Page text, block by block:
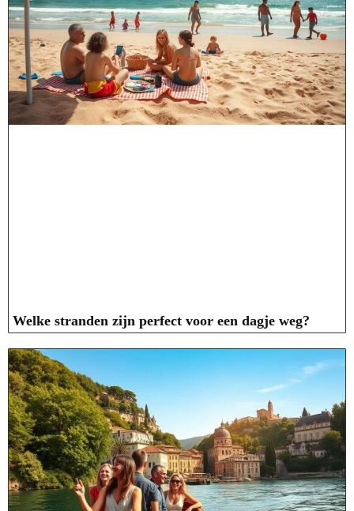
Welke stranden zijn perfect voor een dagje weg?